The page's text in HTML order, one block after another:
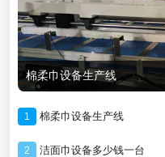
棉柔巾设备生产线
1 棉柔巾设备生产线
2 洁面巾设备多少钱一台